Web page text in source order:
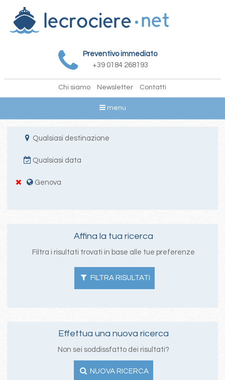
Preventivo immediato
+39 0184 268193
Chi siamo Newsletter Contatti
menu
Qualsiasi destinazione
Qualsiasi data
Genova
Affina la tua ricerca
Filtra i risultati trovati in base alle tue preferenze
FILTRA RISULTATI
Effettua una nuova ricerca
Non sei soddissfatto dei risultati?
NUOVA RICERCA